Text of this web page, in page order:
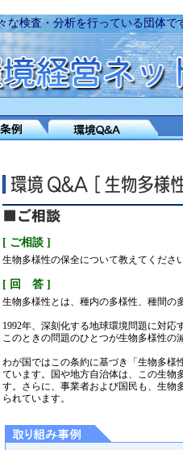
検査・分析を行っている団体で
[ ご相談 ]
生物多様性の保全について教えてください
[ 回 答 ]
生物多様性とは、種内の多様性、種間の
1992年、深刻化する地球環境問題に対応
このときの問題のひとつが生物多様性の
わが国ではこの条約に基づき「生物多様
ています。国や地方自治体は、この生物
す。さらに、事業者および国民も、生物
られています。